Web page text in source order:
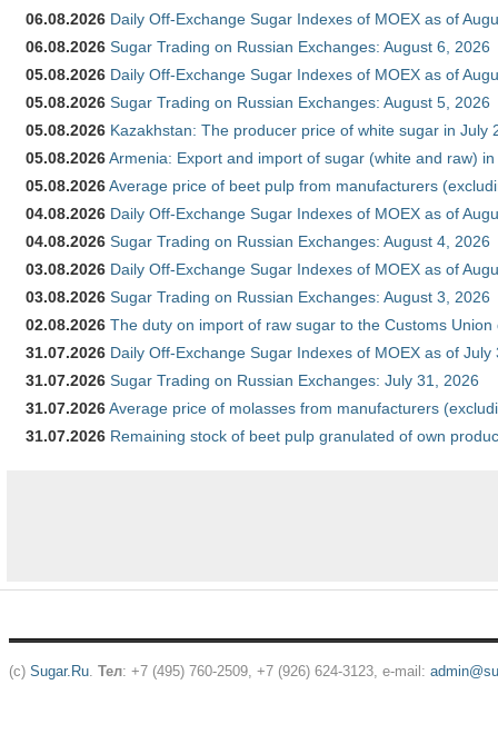
06.08.2026 Daily Off-Exchange Sugar Indexes of MOEX as of
06.08.2026 Sugar Trading on Russian Exchanges: August 6, 2026
05.08.2026 Daily Off-Exchange Sugar Indexes of MOEX as of
05.08.2026 Sugar Trading on Russian Exchanges: August 5, 2026
05.08.2026 Kazakhstan: The producer price of white sugar in July
05.08.2026Armenia: Export and import of sugar (white and raw)
05.08.2026Average price of beet pulp from manufacturers
04.08.2026 Daily Off-Exchange Sugar Indexes of MOEX as of
04.08.2026 Sugar Trading on Russian Exchanges: August 4, 2026
03.08.2026 Daily Off-Exchange Sugar Indexes of MOEX as of
03.08.2026 Sugar Trading on Russian Exchanges: August 3, 2026
02.08.2026 The duty on import of raw sugar to the Customs
31.07.2026 Daily Off-Exchange Sugar Indexes of MOEX as of July
31.07.2026 Sugar Trading on Russian Exchanges: July 31, 2026
31.07.2026Average price of molasses from manufacturers
31.07.2026 Remaining stock of beet pulp granulated of own
(c) Sugar.Ru. Тел: +7 (495) 760-2509, +7 (926) 624-3123, e-mail: